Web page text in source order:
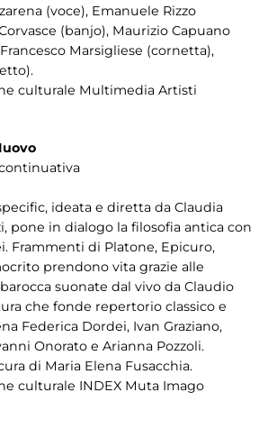
(voce), Emanuele Rizzo
(banjo), Maurizio Capuano
Marsigliese (cornetta),
culturale Multimedia Artisti
ideata e diretta da Claudia
pone in dialogo la filosofia antica con
Frammenti di Platone, Epicuro,
prendono vita grazie alle
suonate dal vivo da Claudio
che fonde repertorio classico e
Federica Dordei, Ivan Graziano,
Onorato e Arianna Pozzoli.
di Maria Elena Fusacchia.
culturale INDEX Muta Imago